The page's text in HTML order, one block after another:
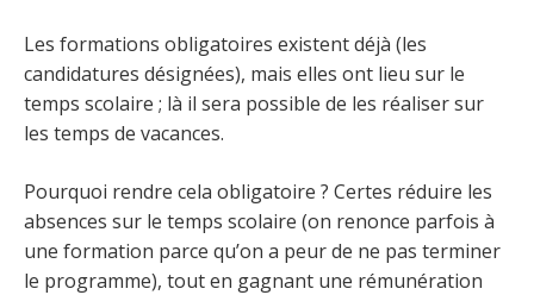
Les formations obligatoires existent déjà (les
candidatures désignées), mais elles ont lieu sur le
temps scolaire ; là il sera possible de les réaliser sur
les temps de vacances.
Pourquoi rendre cela obligatoire ? Certes réduire les
absences sur le temps scolaire (on renonce parfois à
une formation parce qu’on a peur de ne pas terminer
le programme), tout en gagnant une rémunération